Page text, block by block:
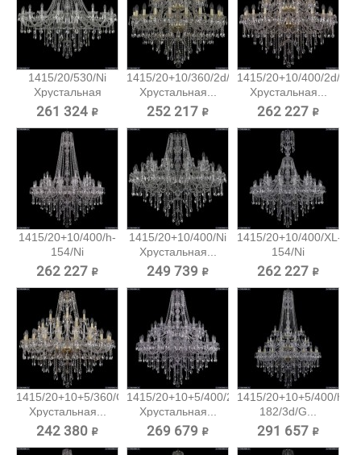
1415/20/530/Ni
Хрустальная
подвесная...
261 324 ₽
1415/20+10/360/2d/G
Хрустальная...
252 217 ₽
1415/20+10/400/2d/G
Хрустальная...
262 227 ₽
1415/20+10/400/h-
154/Ni
Хрустальная...
262 227 ₽
1415/20+10/400/Ni
Хрустальная...
249 739 ₽
1415/20+10/400/XL-
154/Ni
Хрустальная...
262 227 ₽
1415/20+10+5/360/G
Хрустальная...
242 380 ₽
1415/20+10+5/400/2d/Ni
Хрустальная...
269 679 ₽
1415/20+10+5/400/h-
182/3d/G...
291 657 ₽